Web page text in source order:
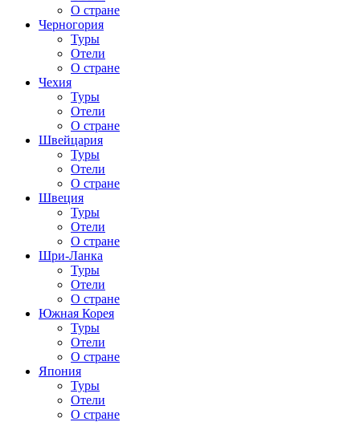
О стране
Черногория
Туры
Отели
О стране
Чехия
Туры
Отели
О стране
Швейцария
Туры
Отели
О стране
Швеция
Туры
Отели
О стране
Шри-Ланка
Туры
Отели
О стране
Южная Корея
Туры
Отели
О стране
Япония
Туры
Отели
О стране